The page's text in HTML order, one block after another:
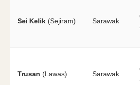
Sei Kelik (Sejiram) Sarawak
Trusan (Lawas) Sarawak